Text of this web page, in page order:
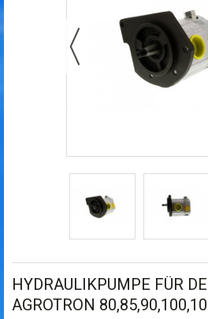
HYDRAULIKPUMPE FÜR
AGROTRON